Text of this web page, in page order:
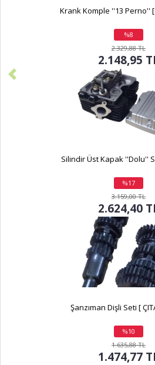
Krank Komple ''13 Perno'' [
%8
indirim
2.329,88 TL
2.148,95
Silindir Üst Kapak ''Dolu''
%17
indirim
3.159,00 TL
2.624,40
Şanzıman Dişli Seti [
%10
indirim
1.635,88 TL
1.474,77